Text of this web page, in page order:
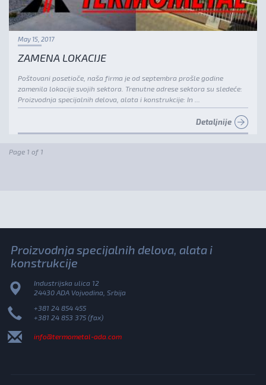
May 15, 2017
ZAMENA LOKACIJE
Poštovani posetioče, naša firma je od septembra prošle godine
zamenila lokacije svojih sektora. Trenutne adrese sektora su sledeće:
Proizvodnja specijalnih delova, alata i konstrukcije: In ...
Detaljnije
Page 1 of 1
Proizvodnja specijalnih delova, alata i
konstrukcije
Industrijska ulica 12
24430 ADA Vojvodina, Srbija
+381 24 854 455
+381 24 853 375 (fax)
info@termometal-ada.com